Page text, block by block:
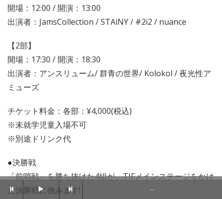
開場：12:00 / 開演：13:00
出演者：JamsCollection / STAiNY / #2i2 / nuance
【2部】
開場：17:30 / 開演：18:30
出演者：アンスリューム/ 群青の世界/ Kolokol / 夜光性ア
ミューズ
チケット料金：各部：¥4,000(税込)
※未就学児童入場不可
※別途ドリンク代
●決勝戦
「前哨戦」を勝ち抜けた4組が、TIFメインステージをかけ
た決勝戦に挑みます!
--